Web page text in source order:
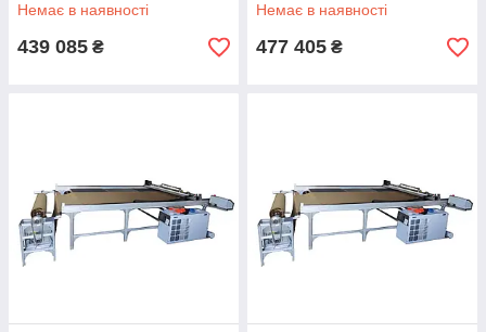
Немає в наявності
439 085 ₴
Немає в наявності
477 405 ₴